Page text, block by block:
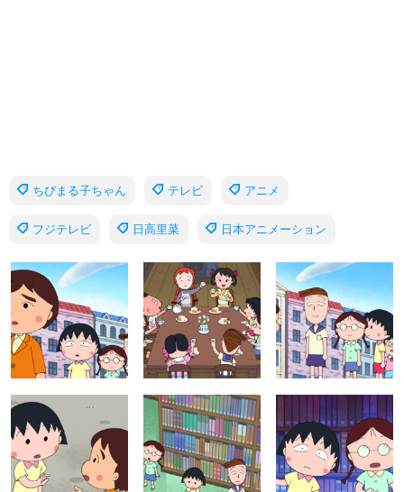
ちびまる子ちゃん テレビ アニメ
フジテレビ 日高里菜 日本アニメーション